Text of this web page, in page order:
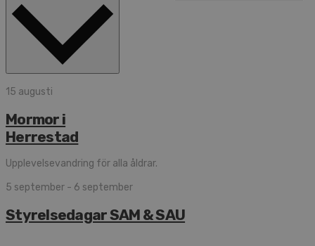
15 augusti
Mormor i
Herrestad
Upplevelsevandring för alla åldrar.
5 september - 6 september
Styrelsedagar SAM & SAU